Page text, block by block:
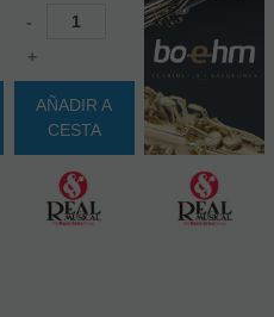
-
+
AÑADIR A
CESTA